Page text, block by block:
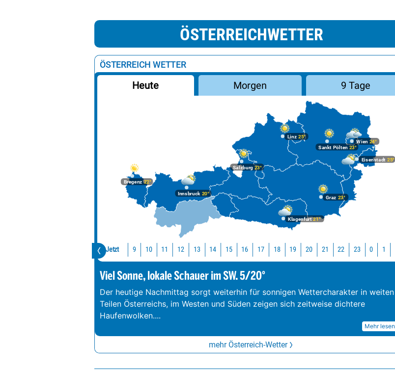
ÖSTERREICHWETTER
ÖSTERREICH WETTER
Heute Morgen 9 Tage
Bregenz22°
Graz 23°
Innsbruck20°
Klagenfurt21°
Linz 25°
Salzburg23°
Wien 24°
Eisenstadt 25°
Sankt Pölten 23°
Jetzt 10 11 12 13 14 15 16 17 18 19 20 21 22 23
Viel Sonne, lokale Schauer im SW. 5/20°
Der heutige Nachmittag sorgt weiterhin für sonnigen Wettercharakter in weiten
Teilen Österreichs, im Westen und Süden zeigen sich zeitweise dichtere
Haufenwolken....
Mehr lesen
mehr Österreich-Wetter